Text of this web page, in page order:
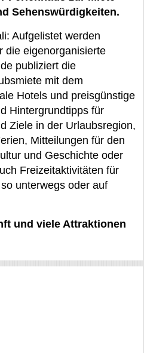
Sehenswürdigkeiten.
Aufgelistet werden
die eigenorganisierte
publiziert die
mit dem
Hotels und preisgünstige
Hintergrundtipps für
Ziele in der Urlaubsregion,
Mitteilungen für den
und Geschichte oder
Freizeitaktivitäten für
unterwegs oder auf
und viele Attraktionen